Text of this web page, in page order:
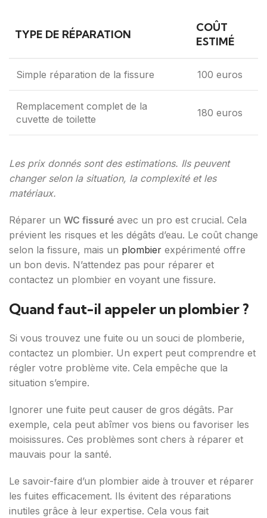
TYPE DE RÉPARATION
COÛT
ESTIMÉ
Simple réparation de la fissure 100 euros
Remplacement complet de la
cuvette de toilette
180 euros
Les prix donnés sont des estimations. Ils peuvent
changer selon la situation, la complexité et les
matériaux.
Réparer un WC fissuré avec un pro est crucial. Cela
prévient les risques et les dégâts d’eau. Le coût change
selon la fissure, mais un plombier expérimenté offre
un bon devis. N’attendez pas pour réparer et
contactez un plombier en voyant une fissure.
Quand faut-il appeler un plombier ?
Si vous trouvez une fuite ou un souci de plomberie,
contactez un plombier. Un expert peut comprendre et
régler votre problème vite. Cela empêche que la
situation s’empire.
Ignorer une fuite peut causer de gros dégâts. Par
exemple, cela peut abîmer vos biens ou favoriser les
moisissures. Ces problèmes sont chers à réparer et
mauvais pour la santé.
Le savoir-faire d’un plombier aide à trouver et réparer
les fuites efficacement. Ils évitent des réparations
inutiles grâce à leur expertise. Cela vous fait